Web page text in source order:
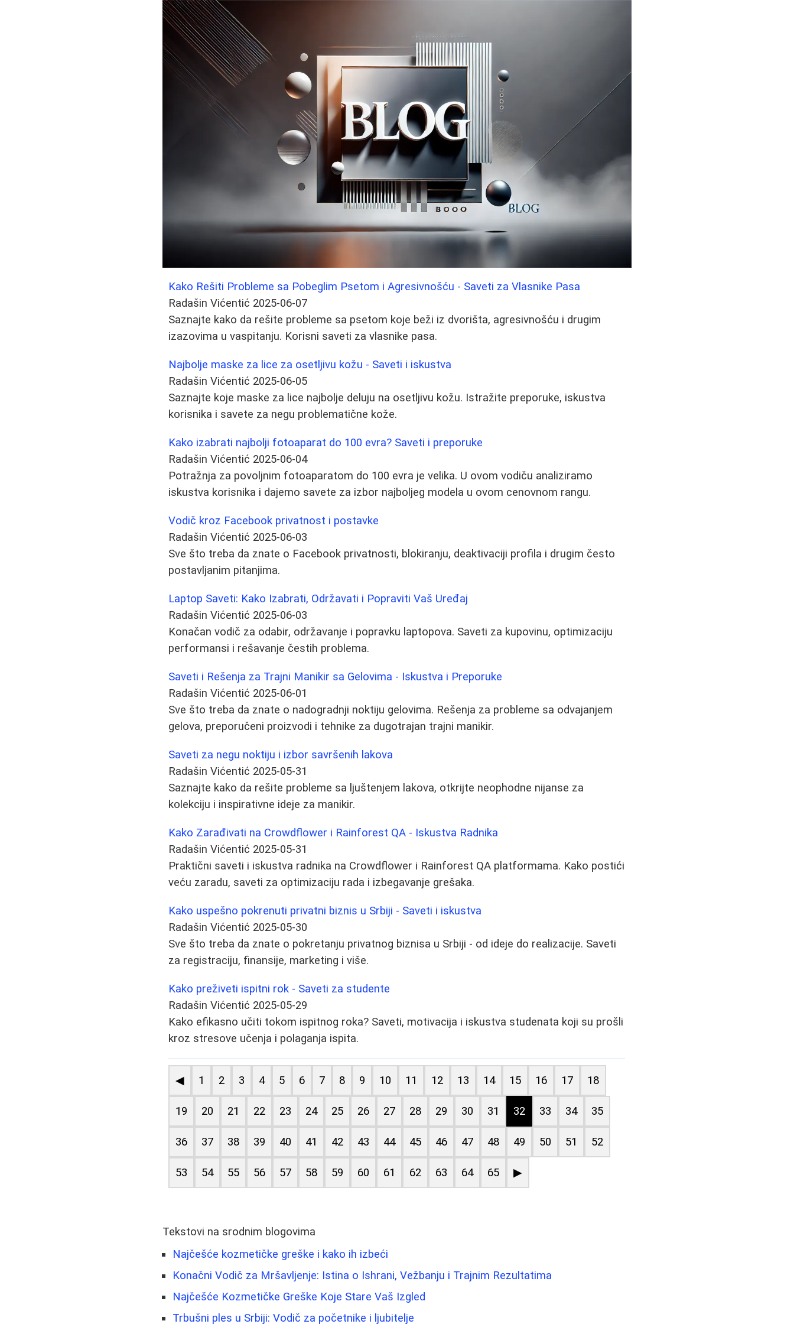
Kako Rešiti Probleme sa Pobeglim Psetom i Agresivnošću - Saveti za Vlasnike Pasa
Radašin Vićentić 2025-06-07
Saznajte kako da rešite probleme sa psetom koje beži iz dvorišta, agresivnošću i drugim
izazovima u vaspitanju. Korisni saveti za vlasnike pasa.
Najbolje maske za lice za osetljivu kožu - Saveti i iskustva
Radašin Vićentić 2025-06-05
Saznajte koje maske za lice najbolje deluju na osetljivu kožu. Istražite preporuke, iskustva
korisnika i savete za negu problematične kože.
Kako izabrati najbolji fotoaparat do 100 evra? Saveti i preporuke
Radašin Vićentić 2025-06-04
Potražnja za povoljnim fotoaparatom do 100 evra je velika. U ovom vodiču analiziramo
iskustva korisnika i dajemo savete za izbor najboljeg modela u ovom cenovnom rangu.
Vodič kroz Facebook privatnost i postavke
Radašin Vićentić 2025-06-03
Sve što treba da znate o Facebook privatnosti, blokiranju, deaktivaciji profila i drugim često
postavljanim pitanjima.
Laptop Saveti: Kako Izabrati, Održavati i Popraviti Vaš Uređaj
Radašin Vićentić 2025-06-03
Konačan vodič za odabir, održavanje i popravku laptopova. Saveti za kupovinu, optimizaciju
performansi i rešavanje čestih problema.
Saveti i Rešenja za Trajni Manikir sa Gelovima - Iskustva i Preporuke
Radašin Vićentić 2025-06-01
Sve što treba da znate o nadogradnji noktiju gelovima. Rešenja za probleme sa odvajanjem
gelova, preporučeni proizvodi i tehnike za dugotrajan trajni manikir.
Saveti za negu noktiju i izbor savršenih lakova
Radašin Vićentić 2025-05-31
Saznajte kako da rešite probleme sa ljuštenjem lakova, otkrijte neophodne nijanse za
kolekciju i inspirativne ideje za manikir.
Kako Zarađivati na Crowdflower i Rainforest QA - Iskustva Radnika
Radašin Vićentić 2025-05-31
Praktični saveti i iskustva radnika na Crowdflower i Rainforest QA platformama. Kako postići
veću zaradu, saveti za optimizaciju rada i izbegavanje grešaka.
Kako uspešno pokrenuti privatni biznis u Srbiji - Saveti i iskustva
Radašin Vićentić 2025-05-30
Sve što treba da znate o pokretanju privatnog biznisa u Srbiji - od ideje do realizacije. Saveti
za registraciju, finansije, marketing i više.
Kako preživeti ispitni rok - Saveti za studente
Radašin Vićentić 2025-05-29
Kako efikasno učiti tokom ispitnog roka? Saveti, motivacija i iskustva studenata koji su prošli
kroz stresove učenja i polaganja ispita.
◀ 1 2 3 4 5 6 7 8 9 10 11 12 13 14 15 16 17 18
19 20 21 22 23 24 25 26 27 28 29 30 31 32 33 34 35
36 37 38 39 40 41 42 43 44 45 46 47 48 49 50 51 52
53 54 55 56 57 58 59 60 61 62 63 64 65 ▶
Tekstovi na srodnim blogovima
Najčešće kozmetičke greške i kako ih izbeći
Konačni Vodič za Mršavljenje: Istina o Ishrani, Vežbanju i Trajnim Rezultatima
Najčešće Kozmetičke Greške Koje Stare Vaš Izgled
Trbušni ples u Srbiji: Vodič za početnike i ljubitelje